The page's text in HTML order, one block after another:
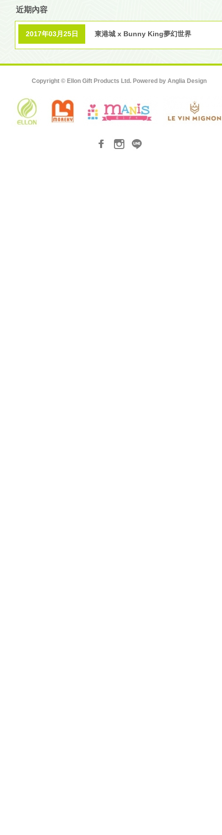
近期內容
2017年03月25日 東港城 x Bunny King夢幻世界
Copyright © Ellon Gift Products Ltd. Powered by Anglia Design